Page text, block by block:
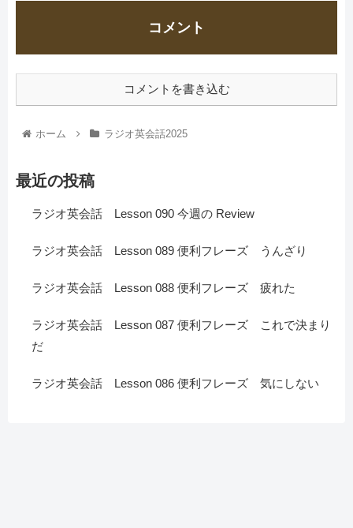
コメント
コメントを書き込む
ホーム ラジオ英会話2025
最近の投稿
ラジオ英会話 Lesson 090 今週の Review
ラジオ英会話 Lesson 089 便利フレーズ うんざり
ラジオ英会話 Lesson 088 便利フレーズ 疲れた
ラジオ英会話 Lesson 087 便利フレーズ これで決まり
だ
ラジオ英会話 Lesson 086 便利フレーズ 気にしない